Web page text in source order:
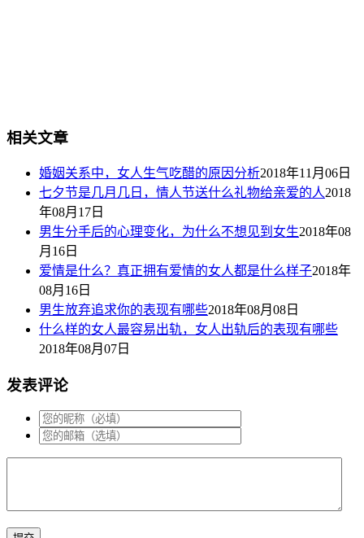
相关文章
婚姻关系中，女人生气吃醋的原因分析2018年11月06日
七夕节是几月几日，情人节送什么礼物给亲爱的人2018
年08月17日
男生分手后的心理变化，为什么不想见到女生2018年08
月16日
爱情是什么？真正拥有爱情的女人都是什么样子2018年
08月16日
男生放弃追求你的表现有哪些2018年08月08日
什么样的女人最容易出轨，女人出轨后的表现有哪些
2018年08月07日
发表评论